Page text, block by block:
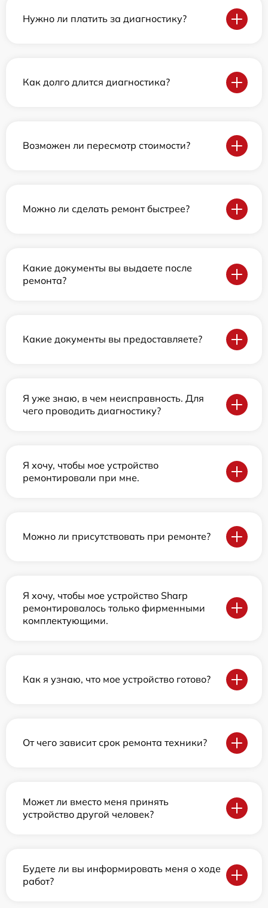
Нужно ли платить за диагностику?
Как долго длится диагностика?
Возможен ли пересмотр стоимости?
Можно ли сделать ремонт быстрее?
Какие документы вы выдаете после
ремонта?
Какие документы вы предоставляете?
Я уже знаю, в чем неисправность. Для
чего проводить диагностику?
Я хочу, чтобы мое устройство
ремонтировали при мне.
Можно ли присутствовать при ремонте?
Я хочу, чтобы мое устройство Sharp
ремонтировалось только фирменными
комплектующими.
Как я узнаю, что мое устройство готово?
От чего зависит срок ремонта техники?
Может ли вместо меня принять
устройство другой человек?
Будете ли вы информировать меня о ходе
работ?